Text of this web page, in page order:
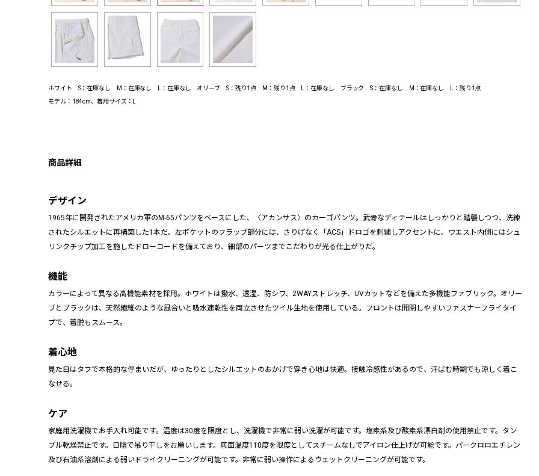
ホワイト S：在庫なし M：在庫なし L：在庫なし オリーブ S：残り1点 M：残り1点 L：在庫なし ブラック S：在庫なし M：在庫なし L：残り1点
モデル：184cm、着用サイズ：L
商品詳細
デザイン
1965年に開発されたアメリカ軍のM-65パンツをベースにした、〈アカンサス〉のカーゴパンツ。武骨なディテールはしっかりと踏襲しつつ、洗練
されたシルエットに再構築した1本だ。左ポケットのフラップ部分には、さりげなく「ACS」ドロゴを刺繍しアクセントに。ウエスト内側にはシュ
リンクチップ加工を施したドローコードを備えており、細部のパーツまでこだわりが光る仕上がりだ。
機能
カラーによって異なる高機能素材を採用。ホワイトは撥水、透湿、防シワ、2WAYストレッチ、UVカットなどを備えた多機能ファブリック。オリー
ブとブラックは、天然繊維のような風合いと吸水速乾性を両立させたツイル生地を使用している。フロントは開閉しやすいファスナーフライタイ
プで、着脱もスムース。
着心地
見た目はタフで本格的な佇まいだが、ゆったりとしたシルエットのおかげで穿き心地は快適。接触冷感性があるので、汗ばむ時期でも涼しく着こ
なせる。
ケア
家庭用洗濯機でお手入れ可能です。温度は30度を限度とし、洗濯機で非常に弱い洗濯が可能です。塩素系及び酸素系漂白剤の使用禁止です。タン
ブル乾燥禁止です。日陰で吊り干しをお願いします。底面温度110度を限度としてスチームなしでアイロン仕上げが可能です。パークロロエチレン
及び石油系溶剤による弱いドライクリーニングが可能です。非常に弱い操作によるウェットクリーニングが可能です。